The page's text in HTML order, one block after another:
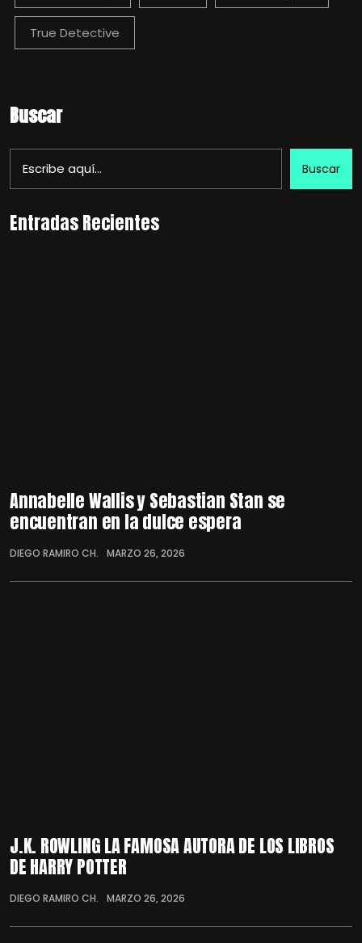
True Detective
Buscar
Buscar
Entradas Recientes
Annabelle Wallis y Sebastian Stan se
encuentran en la dulce espera
DIEGO RAMIRO CH. MARZO 26, 2026
J.K. ROWLING LA FAMOSA AUTORA DE LOS LIBROS
DE HARRY POTTER
DIEGO RAMIRO CH. MARZO 26, 2026